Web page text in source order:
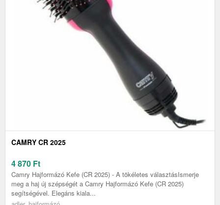
CAMRY CR 2025
4 870 Ft
Camry Hajformázó Kefe (CR 2025) - A tökéletes választásIsmerje
meg a haj új szépségét a Camry Hajformázó Kefe (CR 2025)
segítségével. Elegáns kiala...